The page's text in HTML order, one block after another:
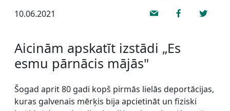
10.06.2021
Aicinām apskatīt izstādi „Es
esmu pārnācis mājās"
Šogad aprit 80 gadi kopš pirmās lielās deportācijas,
kuras galvenais mērķis bija apcietināt un fiziski